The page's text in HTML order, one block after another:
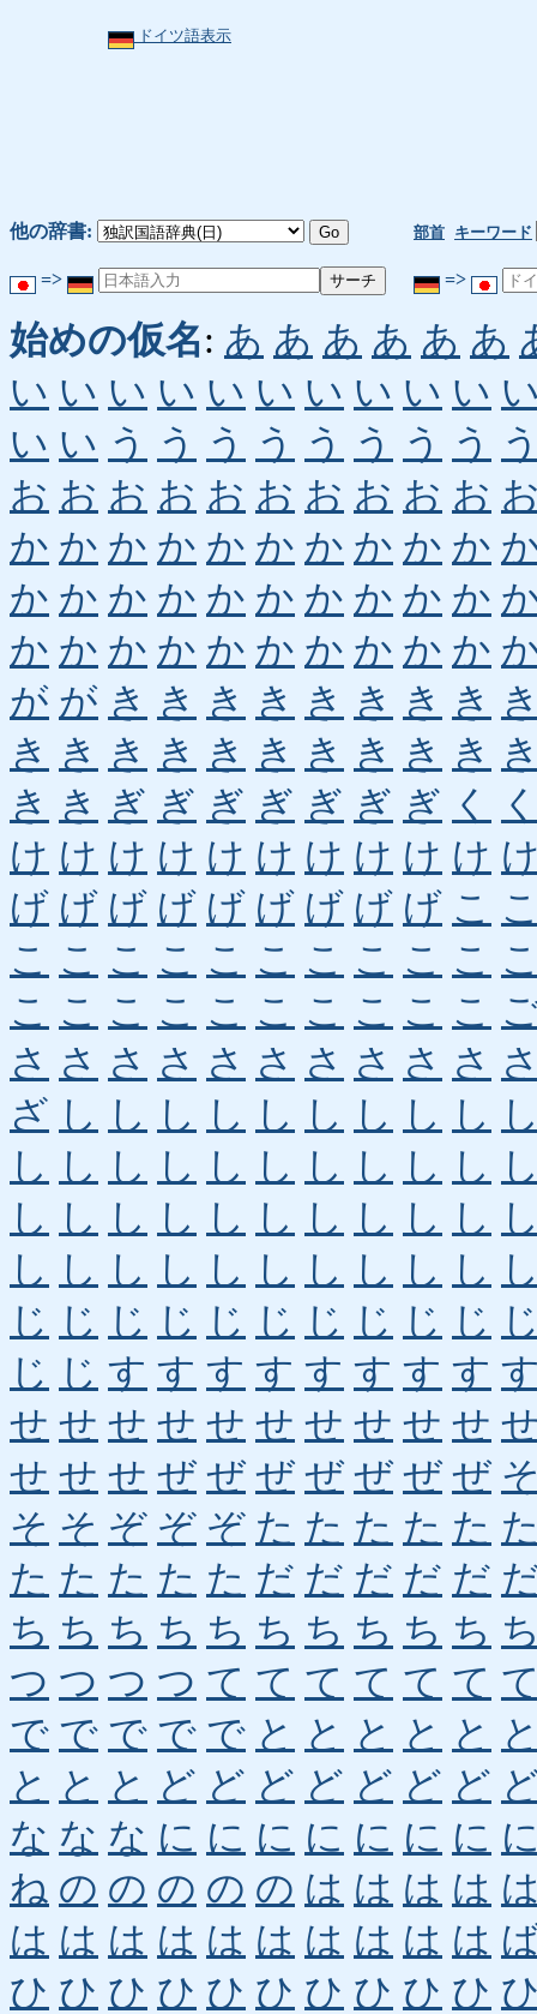
ドイツ語表示
他の辞書: 部首 キーワード
=> =>
始めの仮名: あ あ あ あ あ あ
い い い い い い い い い い
い い う う う う う う う う
お お お お お お お お お お
か か か か か か か か か か
か か か か か か か か か か
か か か か か か か か か か
が が き き き き き き き き
き き き き き き き き き き
き き ぎ ぎ ぎ ぎ ぎ ぎ ぎ く
け け け け け け け け け け
げ げ げ げ げ げ げ げ げ こ
こ こ こ こ こ こ こ こ こ こ
こ こ こ こ こ こ こ こ こ こ
さ さ さ さ さ さ さ さ さ さ
ざ し し し し し し し し し
し し し し し し し し し し
し し し し し し し し し し
し し し し し し し し し し
じ じ じ じ じ じ じ じ じ じ
じ じ す す す す す す す す
せ せ せ せ せ せ せ せ せ せ
せ せ せ ぜ ぜ ぜ ぜ ぜ ぜ ぜ
そ そ ぞ ぞ ぞ た た た た た
た た た た た だ だ だ だ だ
ち ち ち ち ち ち ち ち ち ち
つ つ つ つ て て て て て て
で で で で で と と と と と
と と と ど ど ど ど ど ど ど
な な な に に に に に に に
ね の の の の の は は は は
は は は は は は は は は は
ひ ひ ひ ひ ひ ひ ひ ひ ひ ひ